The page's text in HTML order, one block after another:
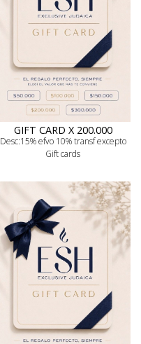
GIFT CARD X 200.000
Desc:15% efvo 10% transf excepto
Gift cards